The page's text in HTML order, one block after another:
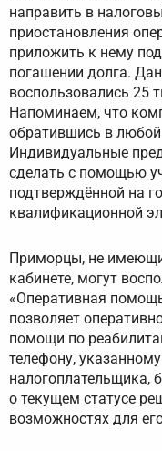
направить в
приостановления
приложить к нему
погашении долга.
воспользовались 25
Напоминаем, что
обратившись в
Индивидуальные
сделать с помощью
подтверждённой на
квалификационной
Приморцы, не
кабинете, могут
«Оперативная
позволяет
помощи по
телефону,
налогоплательщика,
о текущем статусе
возможностях для